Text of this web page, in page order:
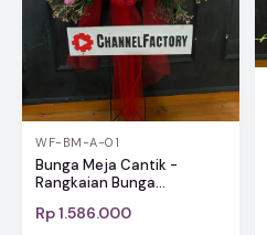
WF-BM-A-01
Bunga Meja Cantik -
Rangkaian Bunga...
Rp 1.586.000